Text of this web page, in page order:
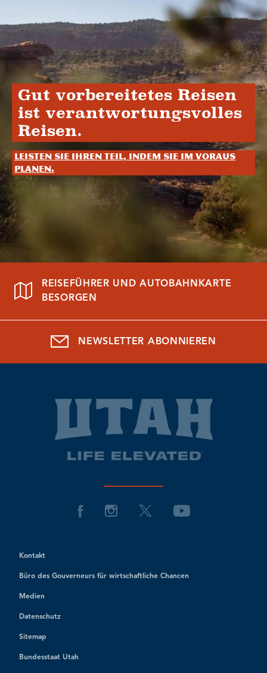
Gut vorbereitetes Reisen
ist verantwortungsvolles
Reisen.
Leisten Sie Ihren Teil, indem Sie im Voraus
planen.
REISEFÜHRER UND AUTOBAHNKARTE
BESORGEN
NEWSLETTER ABONNIEREN
Kontakt
Büro des Gouverneurs für wirtschaftliche Chancen
Medien
Datenschutz
Sitemap
Bundesstaat Utah